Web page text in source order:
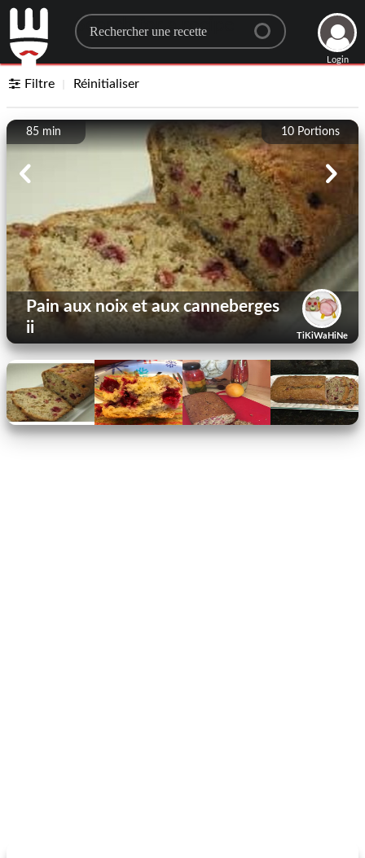
Search for a recipe
Login
Filtre Réinitialiser
10 Portions
85 min
TiKiWaHiNe
Pain aux noix et aux canneberges
ii